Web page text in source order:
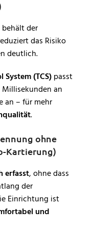
der
das Risiko
deutlich.
(TCS)passt
an
an – für mehr
.
ohne
Kartierung)
erfasst, ohne dass
der
Einrichtung ist
und